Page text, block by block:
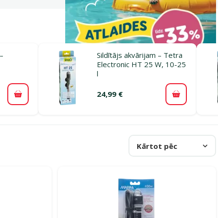
Pievienot grozam
Sildītājs akvārijam – Tetra
Electronic HT 25 W, 10-25
l
24,99 € Pievienot
Kārtot pēc